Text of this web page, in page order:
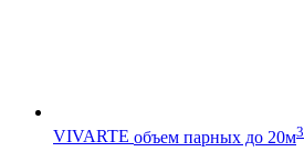
VIVARTE объем парных до 20м3